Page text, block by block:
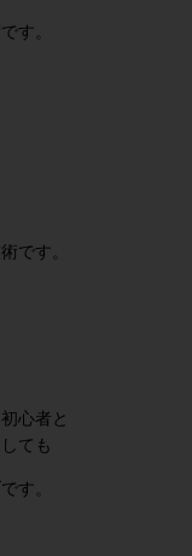
す。
です。
心者と
ても
す。